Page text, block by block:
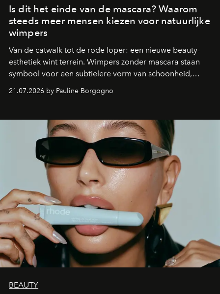
Is dit het einde van de mascara? Waarom
steeds meer mensen kiezen voor natuurlijke
wimpers
Van de catwalk tot de rode loper: een nieuwe beauty-
esthetiek wint terrein. Wimpers zonder mascara staan
symbool voor een subtielere vorm van schoonheid,
waarin zelfvertrouwen belangrijker is dan een overvloed
aan make-up.
21.07.2026 by Pauline Borgogno
BEAUTY